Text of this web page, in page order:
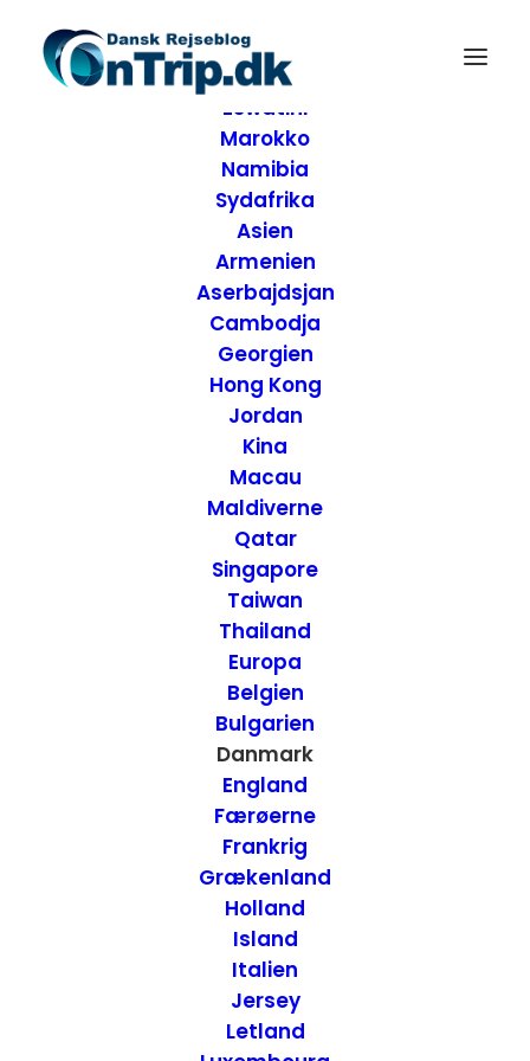
Destinationer
Afrika
Eswatini
Marokko
Namibia
Sydafrika
Asien
Armenien
Aserbajdsjan
Cambodja
Georgien
Hong Kong
Jordan
Kina
Macau
Maldiverne
Qatar
Singapore
Taiwan
Thailand
Europa
Belgien
Bulgarien
Danmark
England
Færøerne
Frankrig
Grækenland
Holland
Island
Italien
Jersey
Letland
Anmeldelse af
Brunch, Dalle Valle
City 2 – Tåstrup,
Danmark
MAD,DANMARK
ONTRIP.DK